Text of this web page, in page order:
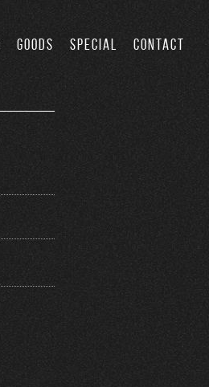
GOODS SPECIAL CONTACT